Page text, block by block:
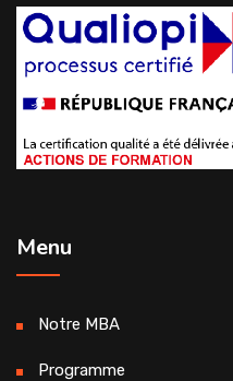
Menu
Notre MBA
Programme